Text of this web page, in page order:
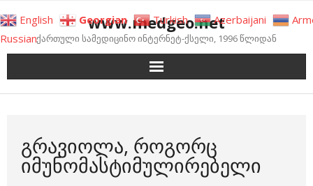
to
content
www.medgeo.net
ქართული სამედიცინო ინტერნეტ-ქსელი, 1996 წლიდან
ᲒᲠᲐᲕᲘᲝᲚᲐ, ᲠᲝᲒᲝᲠᲪ
ᲘᲛᲣᲜᲝᲛᲐᲡᲢᲘᲛᲣᲚᲘᲠᲔᲑᲔᲚᲘ
English Georgian Turkish Azerbaijani
Russian